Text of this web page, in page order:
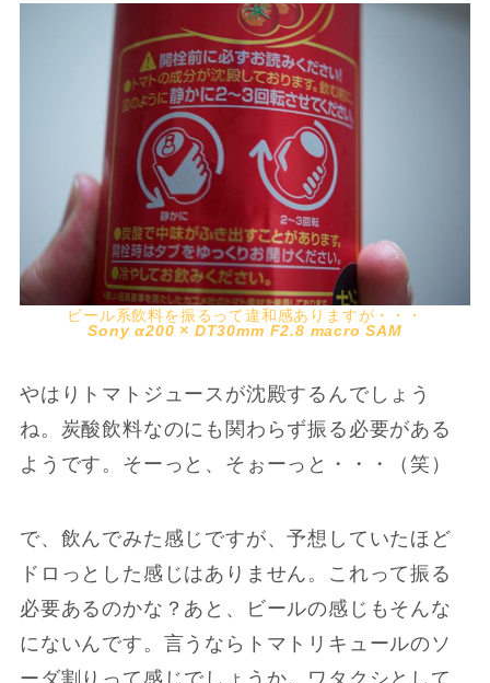
ビール系飲料を振るって違和感ありますが・・・
Sony α200 × DT30mm F2.8 macro SAM
やはりトマトジュースが沈殿するんでしょう
ね。炭酸飲料なのにも関わらず振る必要がある
ようです。そーっと、そぉーっと・・・（笑）
で、飲んでみた感じですが、予想していたほど
ドロっとした感じはありません。これって振る
必要あるのかな？あと、ビールの感じもそんな
にないんです。言うならトマトリキュールのソ